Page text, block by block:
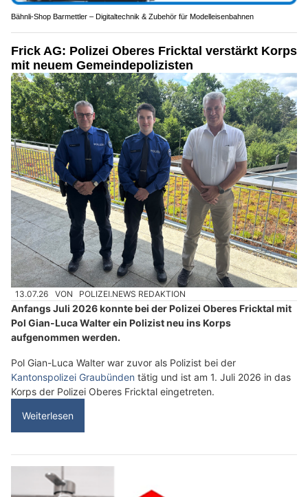
Bähnli-Shop Barmettler – Digitaltechnik & Zubehör für Modelleisenbahnen
Frick AG: Polizei Oberes Fricktal verstärkt Korps
mit neuem Gemeindepolizisten
13.07.26 VON POLIZEI.NEWS REDAKTION
Anfangs Juli 2026 konnte bei der Polizei Oberes Fricktal mit
Pol Gian-Luca Walter ein Polizist neu ins Korps
aufgenommen werden.
Pol Gian-Luca Walter war zuvor als Polizist bei der
Kantonspolizei Graubünden tätig und ist am 1. Juli 2026 in das
Korps der Polizei Oberes Fricktal eingetreten.
Weiterlesen